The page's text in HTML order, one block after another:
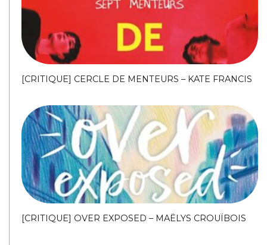
[CRITIQUE] CERCLE DE MENTEURS – KATE FRANCIS
[CRITIQUE] OVER EXPOSED – MAËLYS CROUÏBOIS